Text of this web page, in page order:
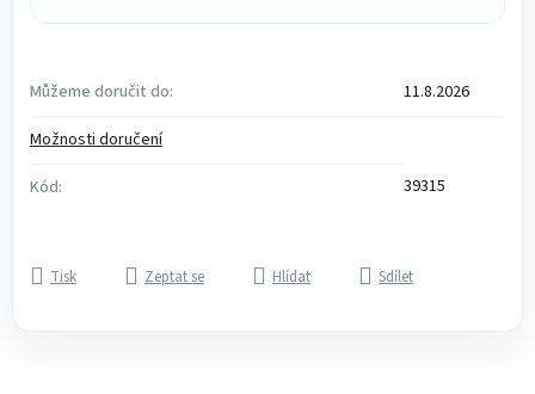
Můžeme doručit do:
11.8.2026
Možnosti doručení
Kód:
39315
Tisk Zeptat se Hlídat Sdílet